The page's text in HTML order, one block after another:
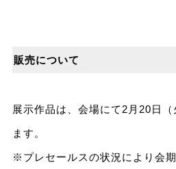
販売について
展示作品は、会場にて2月20日
ます。
※プレセールスの状況により会